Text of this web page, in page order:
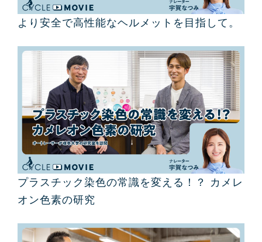
より安全で高性能なヘルメットを目指して。
プラスチック染色の常識を変える！？ カメレ
オン色素の研究